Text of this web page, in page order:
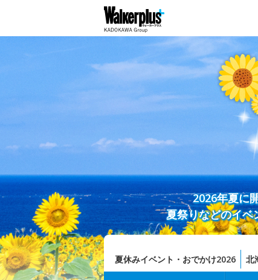
2026年夏に
夏祭りなどのイベ
夏休みイベント・おでかけ2026 北